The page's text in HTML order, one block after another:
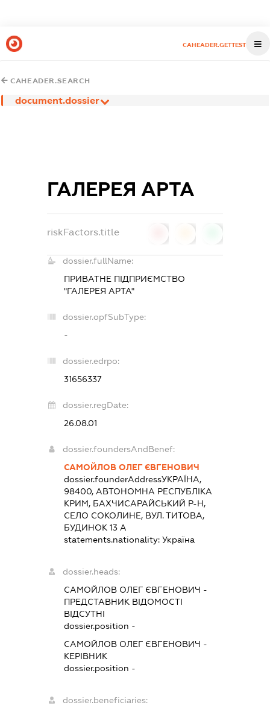
CAHEADER.GETTEST
CAHEADER.SEARCH
document.dossier
ГАЛЕРЕЯ АРТА
riskFactors.title
dossier.fullName:
ПРИВАТНЕ ПІДПРИЄМСТВО
"ГАЛЕРЕЯ АРТА"
dossier.opfSubType:
-
dossier.edrpo:
31656337
dossier.regDate:
26.08.01
dossier.foundersAndBenef:
САМОЙЛОВ ОЛЕГ ЄВГЕНОВИЧ
dossier.founderAddressУКРАЇНА,
98400, АВТОНОМНА РЕСПУБЛІКА
КРИМ, БАХЧИСАРАЙСЬКИЙ Р-Н,
СЕЛО СОКОЛИНЕ, ВУЛ. ТИТОВА,
БУДИНОК 13 А
statements.nationality:Україна
dossier.heads:
САМОЙЛОВ ОЛЕГ ЄВГЕНОВИЧ -
ПРЕДСТАВНИК ВІДОМОСТІ
ВІДСУТНІ
dossier.position -
САМОЙЛОВ ОЛЕГ ЄВГЕНОВИЧ -
КЕРІВНИК
dossier.position -
dossier.beneficiaries: